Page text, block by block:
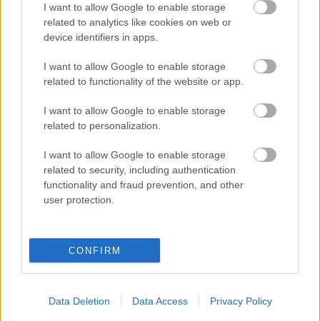
I want to allow Google to enable storage
related to analytics like cookies on web or
device identifiers in apps.
I want to allow Google to enable storage
related to functionality of the website or app.
I want to allow Google to enable storage
related to personalization.
I want to allow Google to enable storage
related to security, including authentication
functionality and fraud prevention, and other
user protection.
CONFIRM
Data Deletion Data Access Privacy Policy
Tanított New Yorkban, és az utóbbi húsz évben
rendszeresen tartott Magyarországon is színházi
műhelyeket, többek között az OPNI-ban, az IDMC-n
(International Dance and Movement Courses),
valamint a drogfüggőket kezelő komlói
rehabilitációs intézet színházterápiás közösségének,
amely mintegy 150 előadást mutatott be. Az ATRAAL
francia színészei 2001-ben egy többnyelvű, közös
produkciót is létrehoztak a komlóiakkal a Szkéné
Színházban.
Georges Baaltdecember 13-án délután a Saint-
Venczel Katalin, az MTI tudósítója jelentette